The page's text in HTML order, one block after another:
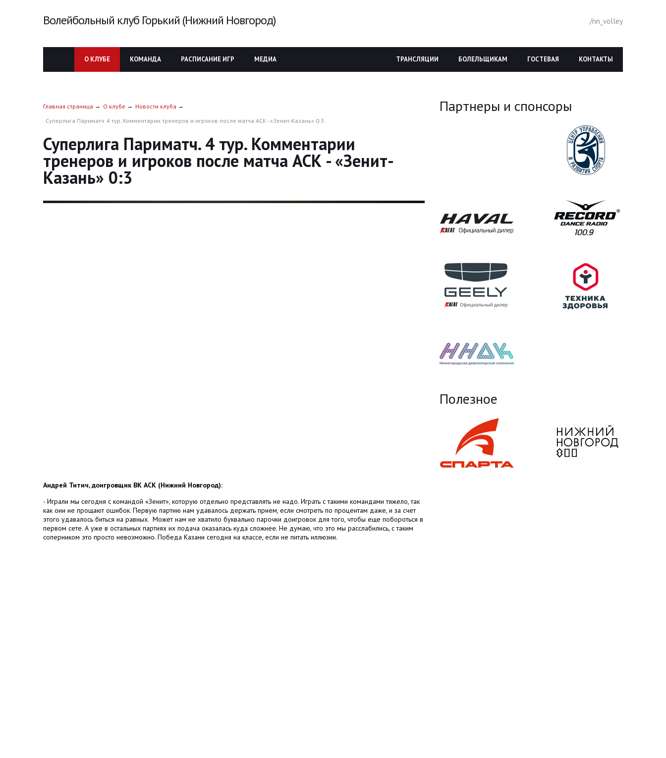
Волейбольный клуб Горький (Нижний Новгород) /nn_volley
О КЛУБЕ КОМАНДА РАСПИСАНИЕ ИГР МЕДИА КОНТАКТЫ
ГОСТЕВАЯ
БОЛЕЛЬЩИКАМ
ТРАНСЛЯЦИИ
Главная страница О клубе
Новости клуба
Суперлига Париматч. 4 тур. Комментарии тренеров и игроков после матча АСК - «Зенит-Казань» 0:3
Суперлига Париматч. 4 тур. Комментарии
тренеров и игроков после матча АСК - «Зенит-
Казань» 0:3
Андрей Титич, доигровщик ВК АСК (Нижний Новгород):
- Играли мы сегодня с командой «Зенит», которую отдельно представлять не надо. Играть с такими командами тяжело, так
как они не прощают ошибок. Первую партию нам удавалось держать прием, если смотреть по процентам даже, и за счет
этого удавалось биться на равных. Может нам не хватило буквально парочки доигровок для того, чтобы еще побороться в
первом сете. А уже в остальных партиях их подача оказалась куда сложнее. Не думаю, что это мы расслабились, с таким
соперником это просто невозможно. Победа Казани сегодня на классе, если не питать иллюзии.
Партнеры и спонсоры
Полезное